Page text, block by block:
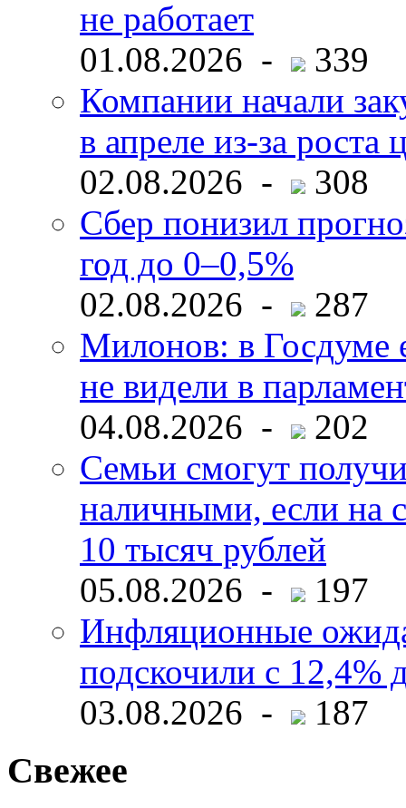
не работает
01.08.2026 -
339
Компании начали
в апреле из-за роста
02.08.2026 -
308
Сбер понизил
год до 0–0,5%
02.08.2026 -
287
Милонов: в Госдуме
не видели в
04.08.2026 -
202
Семьи смогут
наличными, если на
10 тысяч рублей
05.08.2026 -
197
Инфляционные
подскочили с 12,4%
03.08.2026 -
187
Свежее